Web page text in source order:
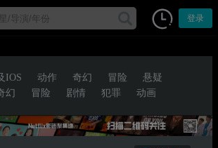
登录
IOS 动作 奇幻 冒险
悬疑
幻 冒险 剧情 犯罪 动画